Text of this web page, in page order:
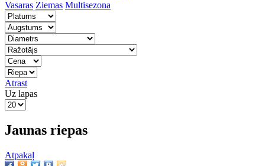
Vasaras Ziemas Multisezona
Atrast
Uz lapas
Jaunas riepas
Atpakaļ